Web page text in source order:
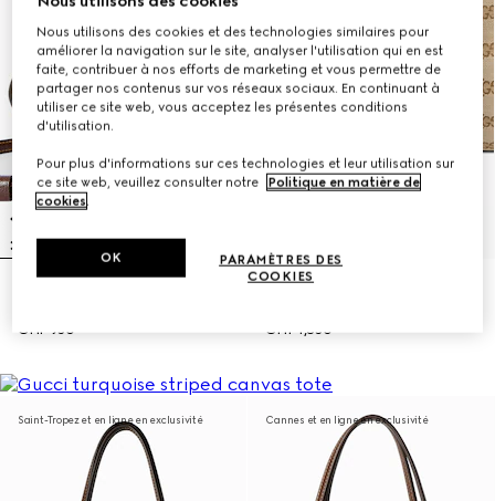
CHF 950
CHF 1,830
Saint-Tropez et en ligne en exclusivité Cannes et en ligne en exclusivité
Nous utilisons des cookies et des technologies similaires pour
améliorer la navigation sur le site, analyser l'utilisation qui en est
faite, contribuer à nos efforts de marketing et vous permettre de
partager nos contenus sur vos réseaux sociaux. En continuant à
utiliser ce site web, vous acceptez les présentes conditions
d'utilisation.
Pour plus d'informations sur ces technologies et leur utilisation sur
ce site web, veuillez consulter notre
Politique en matière de
cookies.
PARAMÈTRES DES
COOKIES
OK